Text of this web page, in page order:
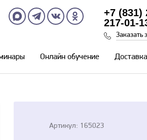
+7 (831)
217-01-
Заказать
Онлайн обучение
Артикул: 165023